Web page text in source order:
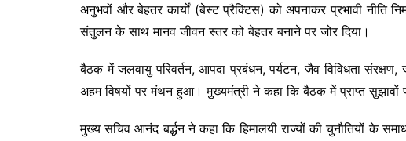
अनुभवों और बेहतर कार्यों (बेस्ट प्रैक्टिस) को अपनाकर प्रभावी नीति
संतुलन के साथ मानव जीवन स्तर को बेहतर बनाने पर जोर दिया।
बैठक में जलवायु परिवर्तन, आपदा प्रबंधन, पर्यटन, जैव विविधता
अहम विषयों पर मंथन हुआ। मुख्यमंत्री ने कहा कि बैठक में प्राप्त सुझावों
मुख्य सचिवआनंद बर्द्धनने कहा कि हिमालयी राज्यों की चुनौतियों के